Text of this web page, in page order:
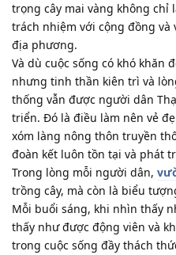
trọng cây mai vàng không chỉ
trách nhiệm với cộng đồng và
địa phương.
Và dù cuộc sống có khó khăn
nhưng tinh thần kiên trì và
thống vẫn được người dân
triển. Đó là điều làm nên vẻ
xóm làng nông thôn truyền
đoàn kết luôn tồn tại và phát
Trong lòng mỗi người dân,
trồng cây, mà còn là biểu
Mỗi buổi sáng, khi nhìn thấy
thấy như được động viên và
trong cuộc sống đầy thách